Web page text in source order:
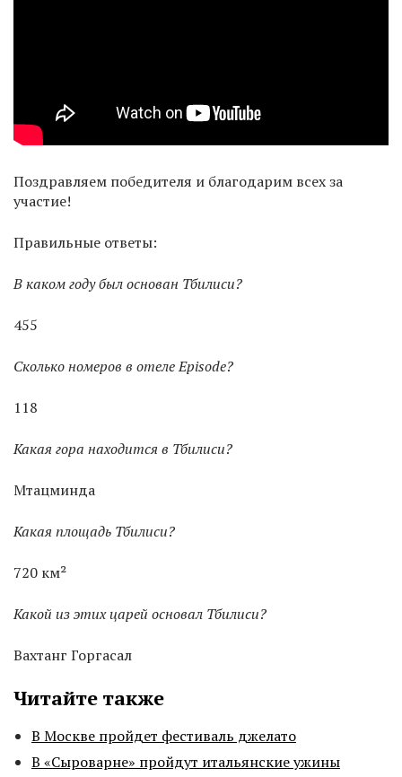
Поздравляем победителя и благодарим всех за
участие!
Правильные ответы:
В каком году был основан Тбилиси?
455
Сколько номеров в отеле Episode?
118
Какая гора находится в Тбилиси?
Мтацминда
Какая площадь Тбилиси?
720 км²
Какой из этих царей основал Тбилиси?
Вахтанг Горгасал
Читайте также
В Москве пройдет фестиваль джелато
В «Сыроварне» пройдут итальянские ужины